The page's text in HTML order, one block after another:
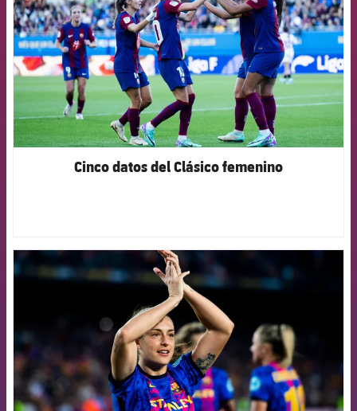
Cinco datos del Clásico femenino
FCB Barcelona badge